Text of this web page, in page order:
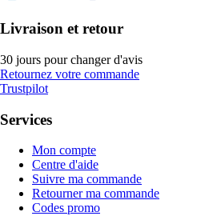
Livraison et retour
30 jours pour changer d'avis
Retournez votre commande
Trustpilot
Services
Mon compte
Centre d'aide
Suivre ma commande
Retourner ma commande
Codes promo